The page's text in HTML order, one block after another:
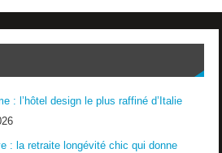
: l’hôtel design le plus raffiné d’Italie
: la retraite longévité chic qui donne